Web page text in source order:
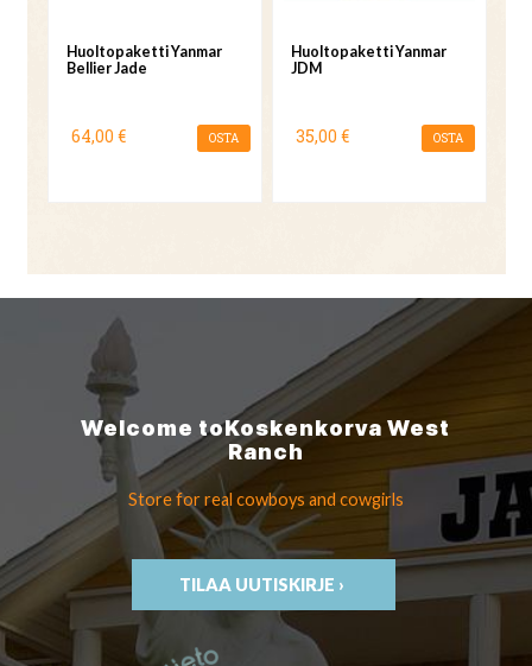
Huoltopaketti Yanmar
Bellier Jade
64,00 € OSTA
Huoltopaketti Yanmar
JDM
35,00 € OSTA
Welcome toKoskenkorvaWest
Ranch
Store for real cowboys and cowgirls
TILAA UUTISKIRJE ›